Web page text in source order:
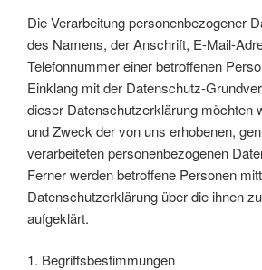
Die Verarbeitung personenbezogener
des Namens, der Anschrift, E-Mail-
Telefonnummer einer betroffenen
Einklang mit der Datenschutz-
dieser Datenschutzerklärung möchten
und Zweck der von uns erhobenen,
verarbeiteten personenbezogenen
Ferner werden betroffene Personen
Datenschutzerklärung über die ihnen
aufgeklärt.
1. Begriffsbestimmungen